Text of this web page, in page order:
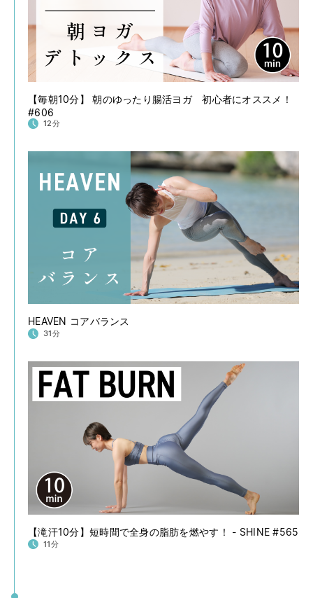
【毎朝10分】 朝のゆったり腸活ヨガ 初心者にオススメ！
#606
12分
HEAVEN コアバランス
31分
【滝汗10分】短時間で全身の脂肪を燃やす！ - SHINE #565
11分